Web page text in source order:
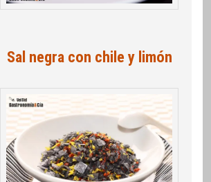
Sal negra con chile y limón